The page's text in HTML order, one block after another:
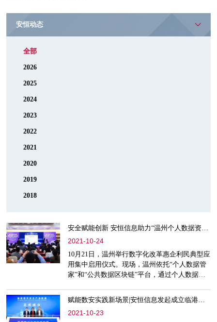
安恒动态
全部
2026
2025
2024
2023
2022
2021
2020
2019
2018
安全赋能创新 安恒信息助力“温州个人数据资产云凭证”发布
2021-10-24
10月21日，温州举行数字化改革惠企利民典型应
用集中启用仪式。现场，温州依托“个人数据管
家”和“公共数据区块链”平台，通过个人数据授
证”。此次云凭证的发放，有效推动了个人数据
要素从资源到资产的转变，是温州大力探索数据
要素市场化配置的有益尝试。
赋能数安实践新场景|安恒信息发起成立临港数字安全产业联盟
2021-10-23